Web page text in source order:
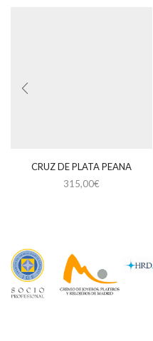
CRUZ DE PLATA PEANA
315,00€